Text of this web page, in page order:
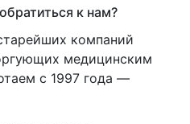
к нам?
компаний
медицинским
с 1997 года —